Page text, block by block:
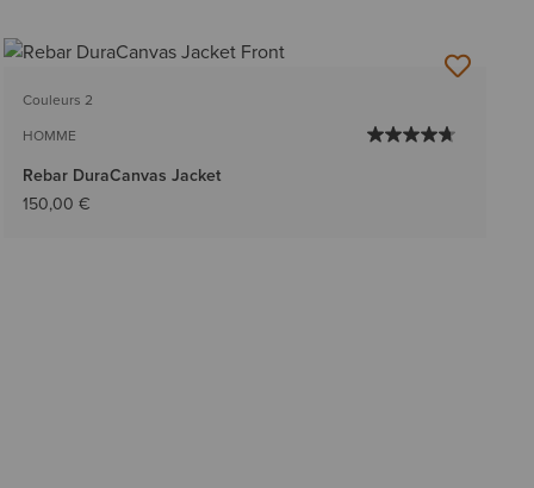
Couleurs 2
HOMME
Rebar DuraCanvas Jacket
150,00 €